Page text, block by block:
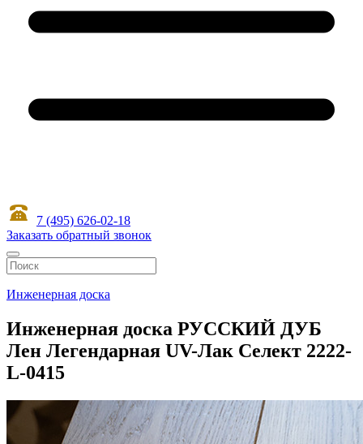
7 (495) 626-02-18
Заказать обратный звонок
Инженерная доска
Инженерная доска РУССКИЙ ДУБ
Лен Легендарная UV-Лак Селект 2222-
L-0415